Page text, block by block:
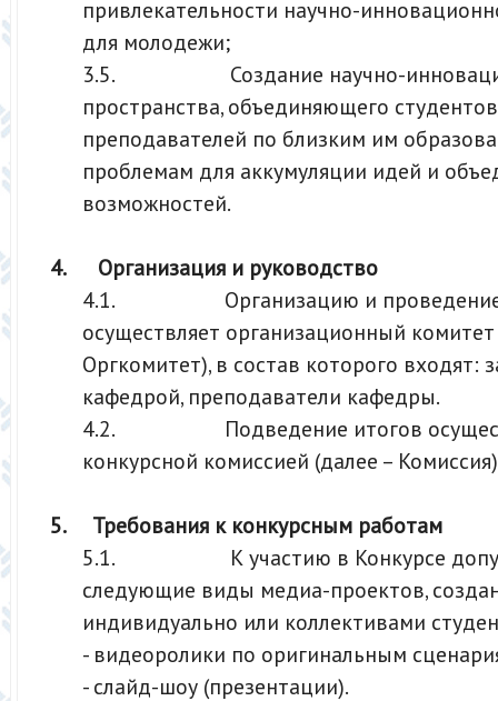
привлекательности научно-
для молодежи;
3.5. Создание научно-
пространства, объединяющего
преподавателей по близким им
проблемам для аккумуляции идей и
возможностей.
4.
Организация и руководство
4.1. Организацию и проведение
осуществляет организационный
Оргкомитет), в состав которого входят:
кафедрой, преподаватели кафедры.
4.2. Подведение итогов
конкурсной комиссией (далее –
5. Требования к конкурсным работам
5.1. К участию в Конкурсе
следующие виды медиа-проектов,
индивидуально или коллективами
- видеоролики по оригинальным
- слайд-шоу (презентации).